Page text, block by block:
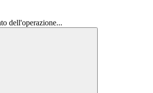
dell'operazione...